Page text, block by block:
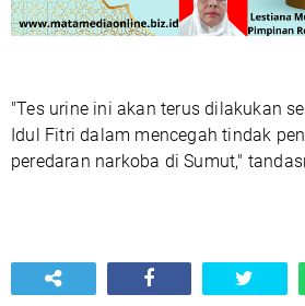
"Tes urine ini akan terus dilakukan
Idul Fitri dalam mencegah tindak
peredaran narkoba di Sumut,"